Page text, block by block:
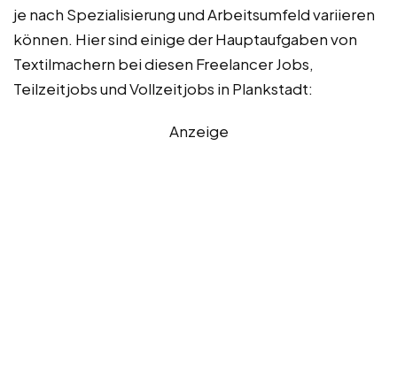
je nach Spezialisierung und Arbeitsumfeld variieren
können. Hier sind einige der Hauptaufgaben von
Textilmachern bei diesen Freelancer Jobs,
Teilzeitjobs und Vollzeitjobs in Plankstadt:
Anzeige